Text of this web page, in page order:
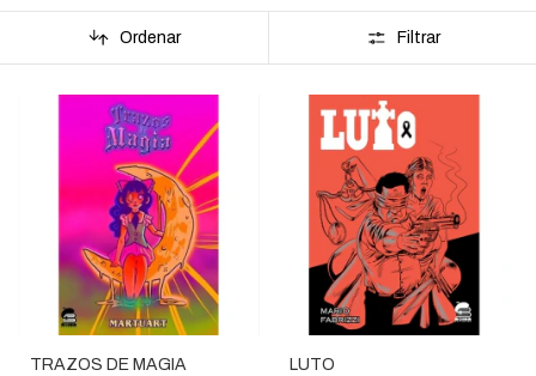
Ordenar Filtrar
TRAZOS DE MAGIA LUTO